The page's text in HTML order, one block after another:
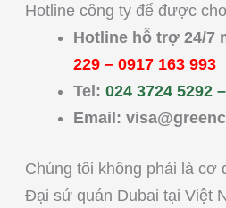
Hotline công ty để được
Hotline hỗ trợ 24/7
229 – 0917 163 993
Tel: 024 3724 5292
Email:
Chúng tôi không phải là cơ
Đại sứ quán Dubai tại Việt